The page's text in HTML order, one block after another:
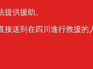
供援助。
接送到在四川進行救援的